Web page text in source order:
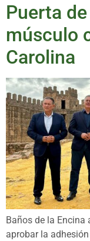
Puerta
músculo
Carolina
Baños de la Encina
aprobar la